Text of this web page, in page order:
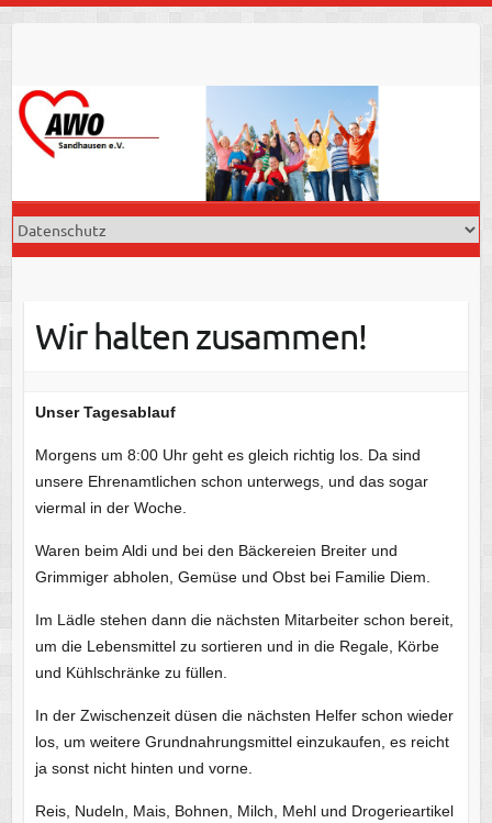
Wir halten zusammen!
Unser Tagesablauf
Morgens um 8:00 Uhr geht es gleich richtig los. Da sind
unsere Ehrenamtlichen schon unterwegs, und das sogar
viermal in der Woche.
Waren beim Aldi und bei den Bäckereien Breiter und
Grimmiger abholen, Gemüse und Obst bei Familie Diem.
Im Lädle stehen dann die nächsten Mitarbeiter schon bereit,
um die Lebensmittel zu sortieren und in die Regale, Körbe
und Kühlschränke zu füllen.
In der Zwischenzeit düsen die nächsten Helfer schon wieder
los, um weitere Grundnahrungsmittel einzukaufen, es reicht
ja sonst nicht hinten und vorne.
Reis, Nudeln, Mais, Bohnen, Milch, Mehl und Drogerieartikel